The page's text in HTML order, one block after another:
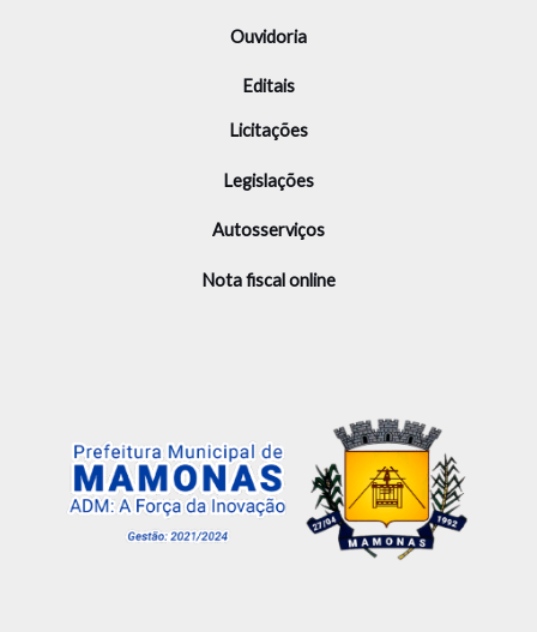
Ouvidoria
Editais
Licitações
Legislações
Autosserviços
Nota fiscal online